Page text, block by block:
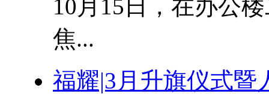
10月15日，在办公
焦...
福耀|3月升旗仪式暨